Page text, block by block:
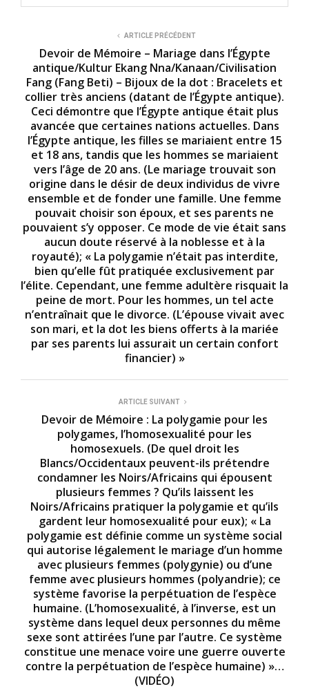
ARTICLE PRÉCÉDENT
Devoir de Mémoire – Mariage dans l’Égypte
antique/Kultur Ekang Nna/Kanaan/Civilisation
Fang (Fang Beti) – Bijoux de la dot : Bracelets et
collier très anciens (datant de l’Égypte antique).
Ceci démontre que l’Égypte antique était plus
avancée que certaines nations actuelles. Dans
l’Égypte antique, les filles se mariaient entre 15
et 18 ans, tandis que les hommes se mariaient
vers l’âge de 20 ans. (Le mariage trouvait son
origine dans le désir de deux individus de vivre
ensemble et de fonder une famille. Une femme
pouvait choisir son époux, et ses parents ne
pouvaient s’y opposer. Ce mode de vie était sans
aucun doute réservé à la noblesse et à la
royauté); « La polygamie n’était pas interdite,
bien qu’elle fût pratiquée exclusivement par
l’élite. Cependant, une femme adultère risquait la
peine de mort. Pour les hommes, un tel acte
n’entraînait que le divorce. (L’épouse vivait avec
son mari, et la dot les biens offerts à la mariée
par ses parents lui assurait un certain confort
financier) »
ARTICLE SUIVANT
Devoir de Mémoire : La polygamie pour les
polygames, l’homosexualité pour les
homosexuels. (De quel droit les
Blancs/Occidentaux peuvent-ils prétendre
condamner les Noirs/Africains qui épousent
plusieurs femmes ? Qu’ils laissent les
Noirs/Africains pratiquer la polygamie et qu’ils
gardent leur homosexualité pour eux); « La
polygamie est définie comme un système social
qui autorise légalement le mariage d’un homme
avec plusieurs femmes (polygynie) ou d’une
femme avec plusieurs hommes (polyandrie); ce
système favorise la perpétuation de l’espèce
humaine. (L’homosexualité, à l’inverse, est un
système dans lequel deux personnes du même
sexe sont attirées l’une par l’autre. Ce système
constitue une menace voire une guerre ouverte
contre la perpétuation de l’espèce humaine) »…
(VIDÉO)